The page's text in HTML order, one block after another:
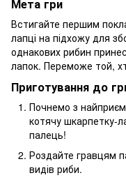
Мета гри
Встигайте першим
лапці на підхожу для
однакових рибин
лапок. Переможе той,
Приготування до
Почнемо з
котячу шкарпетку-
палець!
Роздайте гравцям
видів риби.